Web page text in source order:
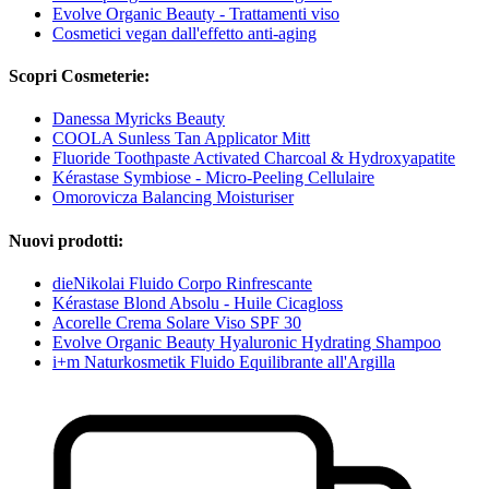
Evolve Organic Beauty - Trattamenti viso
Cosmetici vegan dall'effetto anti-aging
Scopri Cosmeterie:
Danessa Myricks Beauty
COOLA Sunless Tan Applicator Mitt
Fluoride Toothpaste Activated Charcoal & Hydroxyapatite
Kérastase Symbiose - Micro-Peeling Cellulaire
Omorovicza Balancing Moisturiser
Nuovi prodotti:
dieNikolai Fluido Corpo Rinfrescante
Kérastase Blond Absolu - Huile Cicagloss
Acorelle Crema Solare Viso SPF 30
Evolve Organic Beauty Hyaluronic Hydrating Shampoo
i+m Naturkosmetik Fluido Equilibrante all'Argilla